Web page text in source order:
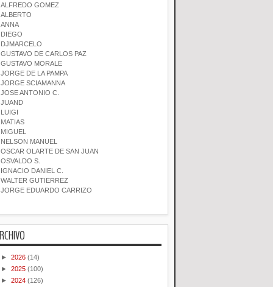
ALFREDO GOMEZ
ALBERTO
ANNA
DIEGO
DJMARCELO
GUSTAVO DE CARLOS PAZ
GUSTAVO MORALE
JORGE DE LA PAMPA
JORGE SCIAMANNA
JOSE ANTONIO C.
JUAND
LUIGI
MATIAS
MIGUEL
NELSON MANUEL
OSCAR OLARTE DE SAN JUAN
OSVALDO S.
IGNACIO DANIEL C.
WALTER GUTIERREZ
JORGE EDUARDO CARRIZO
► 2026 (14)
► 2025 (100)
► 2024 (126)